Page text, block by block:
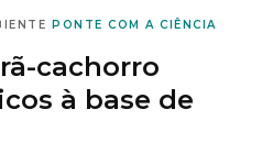
PONTE COM A CIÊNCIA
cachorro
à base de